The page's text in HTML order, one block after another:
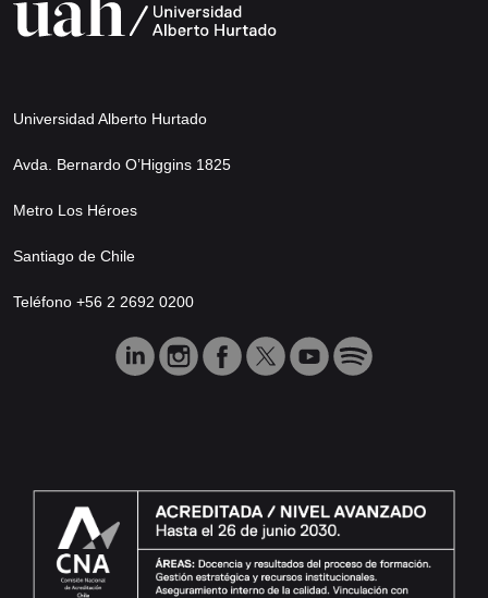
Universidad Alberto Hurtado
Avda. Bernardo O’Higgins 1825
Metro Los Héroes
Santiago de Chile
Teléfono +56 2 2692 0200